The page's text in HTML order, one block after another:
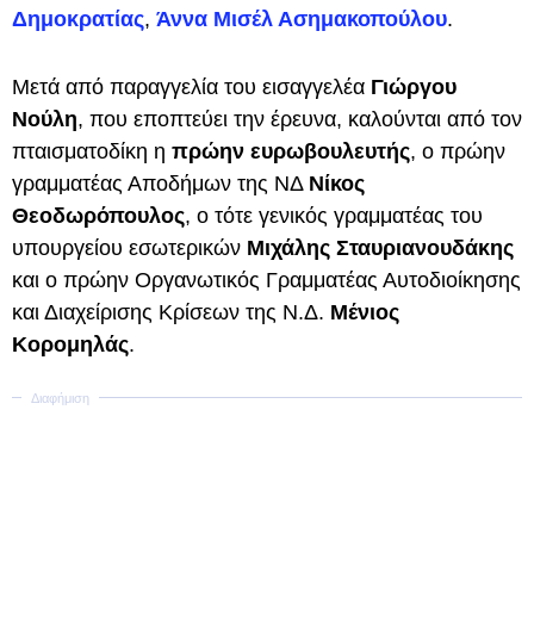
Δημοκρατίας, Άννα Μισέλ Ασημακοπούλου.
Μετά από παραγγελία του εισαγγελέα Γιώργου
Νούλη, που εποπτεύει την έρευνα, καλούνται από τον
πταισματοδίκη η πρώην ευρωβουλευτής, ο πρώην
γραμματέας Αποδήμων της ΝΔ Νίκος
Θεοδωρόπουλος, ο τότε γενικός γραμματέας του
υπουργείου εσωτερικών Μιχάλης Σταυριανουδάκης
και ο πρώην Οργανωτικός Γραμματέας Αυτοδιοίκησης
και Διαχείρισης Κρίσεων της Ν.Δ. Μένιος
Κορομηλάς.